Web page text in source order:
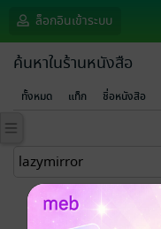
ล็อกอินเข้าระบบ
ค้นหาในร้านหนังสือ
ทั้งหมด แท็ก ชื่อหนังสือ